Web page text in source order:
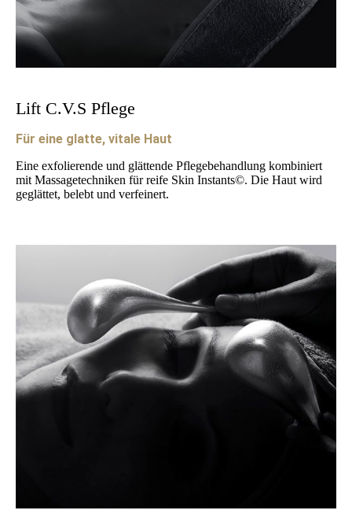
Lift C.V.S Pflege
Für eine glatte, vitale Haut
Eine exfolierende und glättende Pflegebehandlung kombiniert
mit Massagetechniken für reife Skin Instants©. Die Haut wird
geglättet, belebt und verfeinert.